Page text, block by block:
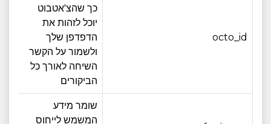
octo_id
כך שהצ'אטבוט
יוכל לזהות את
הדפדפן שלך
ולשמור על הקשר
השיחה לאורך כל
הביקורים
שומר מידע
המשמש לייחוס